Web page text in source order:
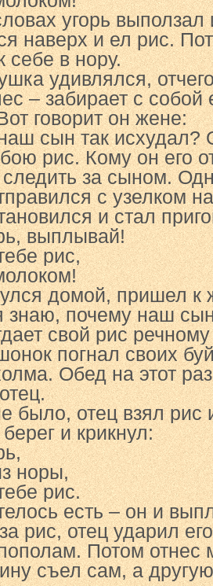
угорь
наверх и ел рис.
себе в нору.
удивлялся,
– забирает с собой
говорит он жене:
сын так исхудал?
рис. Кому он его
за сыном.
с узелком
и стал
выплывай!
рис,
домой, пришел к
знаю, почему наш
свой рис
погнал своих
Обед на этот
было, отец взял рис
и крикнул:
норы,
рис.
есть – он и
рис, отец ударил
Потом отнес
съел сам, а